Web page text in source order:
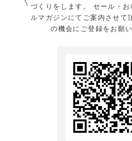
づくりをします。 セール・
ルマガジンにてご案内させて
の機会にご登録をお願